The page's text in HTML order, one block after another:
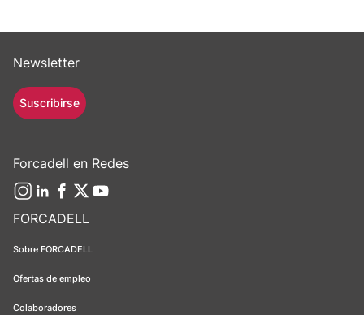
FORCADELL
Sobre FORCADELL
Ofertas de empleo
Colaboradores
Newsletter
Suscribirse
Forcadell en Redes